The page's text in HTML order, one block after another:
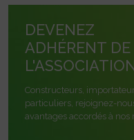
DEVENEZ
ADHÉRENT DE
Constructeurs,
particuliers, rejoignez-
avantages accordés à nos